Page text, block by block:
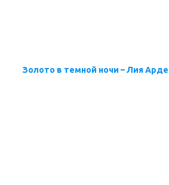
Золото в темной ночи – Лия